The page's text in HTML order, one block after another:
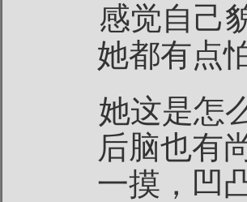
感觉自己
她都有点
她这是怎
后脑也有
一摸，凹